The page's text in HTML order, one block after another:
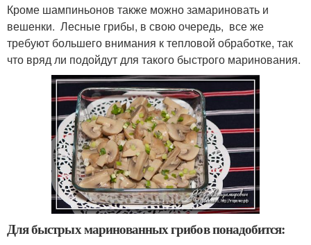
Кроме шампиньонов также можно замариновать и
вешенки. Лесные грибы, в свою очередь, все же
требуют большего внимания к тепловой обработке, так
что вряд ли подойдут для такого быстрого маринования.
Для быстрых маринованных грибов понадобится: